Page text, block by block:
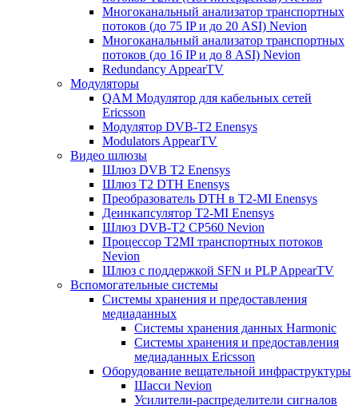
Многоканальный анализатор транспортных
потоков (до 75 IP и до 20 ASI) Nevion
Многоканальный анализатор транспортных
потоков (до 16 IP и до 8 ASI) Nevion
Redundancy AppearTV
Модуляторы
QAM Модулятор для кабельных сетей
Ericsson
Модулятор DVB-T2 Enensys
Modulators AppearTV
Видео шлюзы
Шлюз DVB T2 Enensys
Шлюз T2 DTH Enensys
Преобразователь DTH в T2-MI Enensys
Деинкапсулятор T2-MI Enensys
Шлюз DVB-T2 CP560 Nevion
Процессор T2MI транспортных потоков
Nevion
Шлюз с поддержкой SFN и PLP AppearTV
Вспомогательные системы
Системы хранения и предоставления
медиаданных
Системы хранения данных Harmonic
Системы хранения и предоставления
медиаданных Ericsson
Оборудование вещательной инфраструктуры
Шасси Nevion
Усилители-распределители сигналов